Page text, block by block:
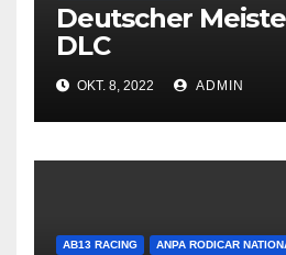
Deutscher
DLC
OKT. 8, 2022 ADMIN
AB13 RACING ANPA RODICAR